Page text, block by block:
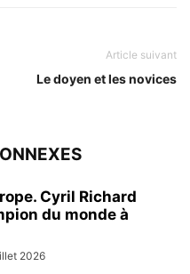
Article suivant
Le doyen et les novices
Cyril Richard
du monde à
2026